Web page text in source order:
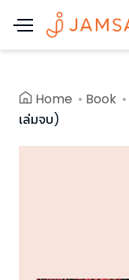
Home Book
เล่มจบ)